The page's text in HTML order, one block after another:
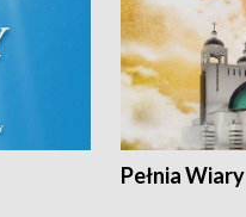
Pełnia Wiary